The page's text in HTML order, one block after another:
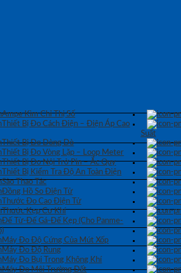
Ampe Kìm Chỉ Thị Số
Thiết Bị Đo Cách Điện – Điện Áp Cao
Suất
Thiết Bị Đo Dòng Dò
Thiết Bị Đo Vòng Lặp – Loop Meter
Thiết Bị Đo Nội Trở Pin – Ắc Quy
Thiết Bị Kiểm Tra Độ An Toàn Điện
Sào Thao Tác
Đồng Hồ So Điện Tử
Thước Đo Cao Điện Tử
Thước Kẹp Cơ Khí
Đế Từ-Đế Gá-Đế Kẹp (Cho Panme-
Máy Đo Độ Cứng Của Mút Xốp
Máy Đo Độ Rung
Máy Đo Bụi Trong Không Khí
Máy Đo Môi Trường Đất